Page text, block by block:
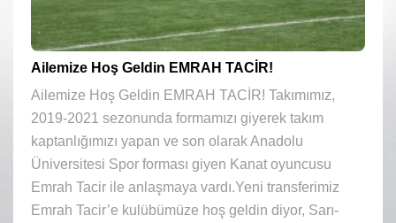
Ailemize Hoş Geldin EMRAH TACİR!
Ailemize Hoş Geldin EMRAH TACİR! Takımımız,
2019-2021 sezonunda formamızı giyerek takım
kaptanlığımızı yapan ve son olarak Anadolu
Üniversitesi Spor forması giyen Kanat oyuncusu
Emrah Tacir ile anlaşmaya vardı.Yeni transferimiz
Emrah Tacir’e kulübümüze hoş geldin diyor, Sarı-